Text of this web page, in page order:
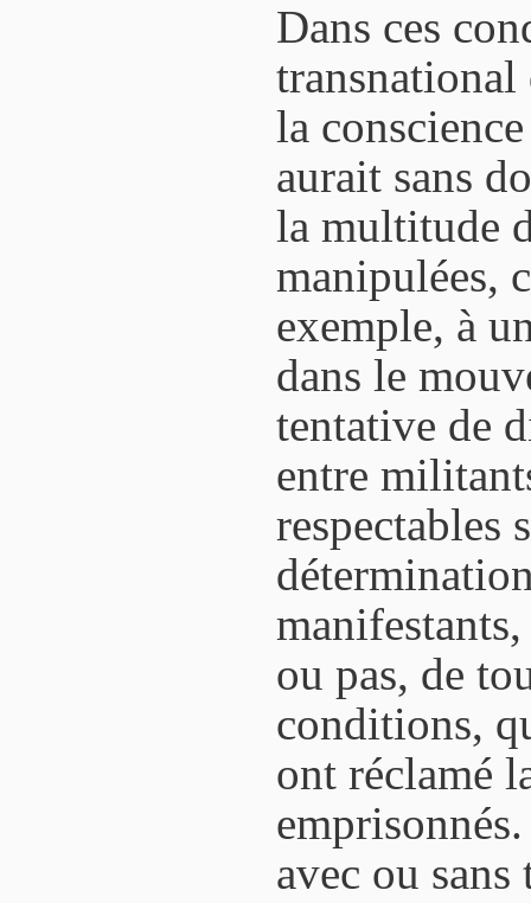
Dans ces
la
aurait sans
la multitude
manipulées,
exemple, à
dans le
tentative de
entre
respectables
ou pas, de
conditions,
ont réclamé
avec ou